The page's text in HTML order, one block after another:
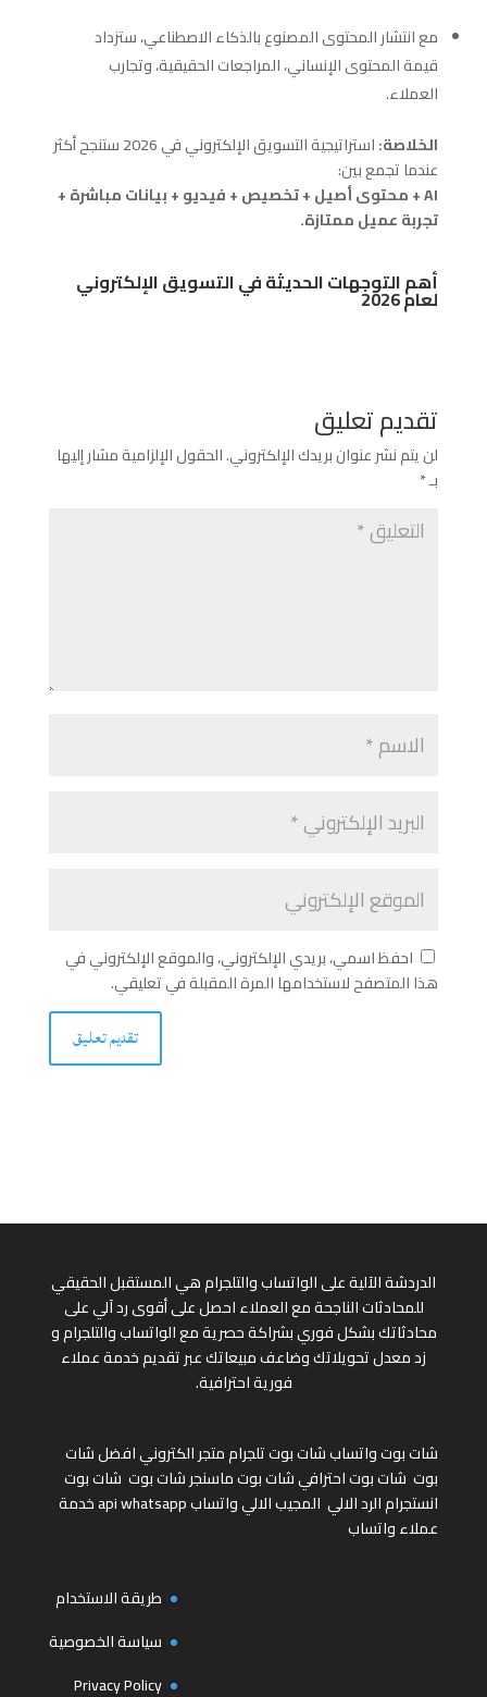
مع انتشار المحتوى المصنوع بالذكاء الاصطناعي، ستزداد
قيمة المحتوى الإنساني، المراجعات الحقيقية، وتجارب
العملاء.
الخلاصة:
استراتيجية التسويق الإلكتروني في 2026 ستنجح أكثر
عندما تجمع بين:
AI + محتوى أصيل + تخصيص + فيديو + بيانات مباشرة +
تجربة عميل ممتازة.
أهم التوجهات الحديثة في التسويق الإلكتروني
لعام 2026
تقديم تعليق
لن يتم نشر عنوان بريدك الإلكتروني.الحقول الإلزامية مشار إليها
بـ*
احفظ اسمي، بريدي الإلكتروني، والموقع الإلكتروني في
هذا المتصفح لاستخدامها المرة المقبلة في تعليقي.
الدردشة الآلية على الواتساب والتلجرام هي المستقبل الحقيقي
للمحادثات الناجحة مع العملاء احصل على أقوى رد آلي على
محادثاتك بشكل فوري بشراكة حصرية مع الواتساب والتلجرام و
زد معدل تحويلاتك وضاعف مبيعاتك عبر تقديم خدمة عملاء
فورية احترافية.
شات بوت واتسابشات بوت تلجراممتجر الكترونيافضل شات
بوت شات بوت احترافيشات بوت ماسنجرشات بوت شات بوت
انستجرامالرد الالي المجيب الالي واتسابapi whatsappخدمة
عملاء واتساب
طريقة الاستخدام
سياسة الخصوصية
Privacy Policy